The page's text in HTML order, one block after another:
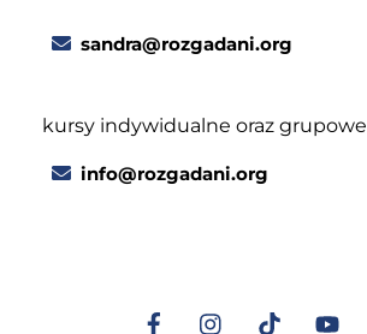
sandra@rozgadani.org
kursy indywidualne oraz grupowe
info@rozgadani.org